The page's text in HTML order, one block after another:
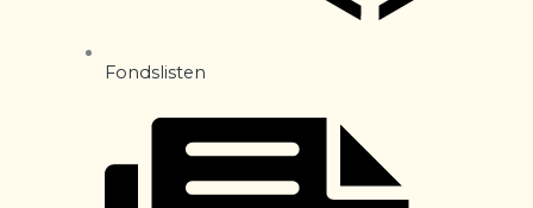
Fondslisten